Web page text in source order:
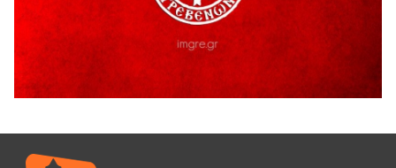
41η Γιορτή Κρασιού στο Τρίκωμο – «Γιορτή Παράδοσης»
5 Αυγούστου 2026